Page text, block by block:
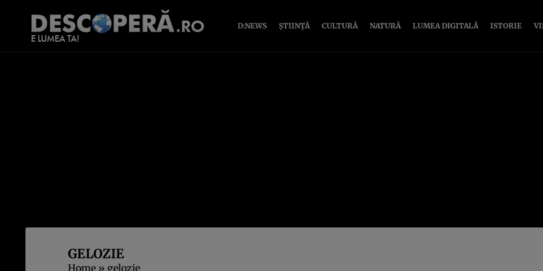
D:NEWS ȘTIINȚĂ CULTURĂ NATURĂ LUMEA DIGITALĂ ISTORIE
GELOZIE
Home » gelozie